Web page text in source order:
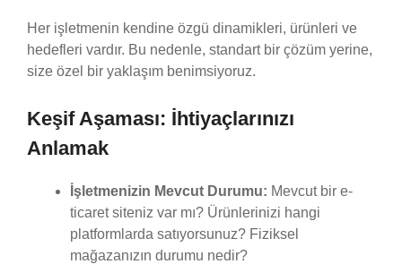
Her işletmenin kendine özgü dinamikleri, ürünleri ve
hedefleri vardır. Bu nedenle, standart bir çözüm yerine,
size özel bir yaklaşım benimsiyoruz.
Keşif Aşaması: İhtiyaçlarınızı
Anlamak
İşletmenizin Mevcut Durumu: Mevcut bir e-
ticaret siteniz var mı? Ürünlerinizi hangi
platformlarda satıyorsunuz? Fiziksel
mağazanızın durumu nedir?